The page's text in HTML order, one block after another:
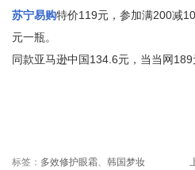
苏宁易购特价119元，参加满200减
元一瓶。
同款亚马逊中国134.6元，当当网189
标签： 多效修护眼霜、 韩国梦妆